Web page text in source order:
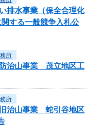
排水事業（保全合理化
する一般競争入札公
所
治山事業 茂立地区工
所
治山事業 蛇引谷地区